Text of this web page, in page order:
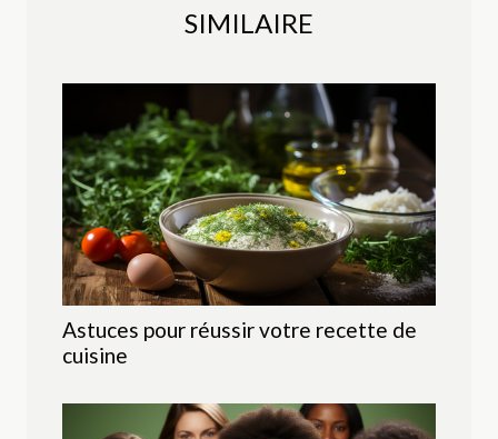
SIMILAIRE
Astuces pour réussir votre recette de
cuisine